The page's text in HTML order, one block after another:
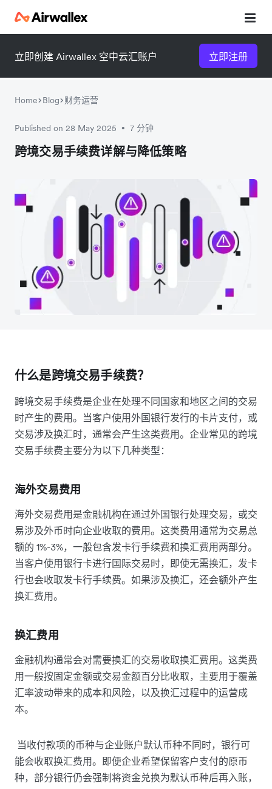
立即创建 Airwallex 空中云汇账户 立即注册
Home Blog 财务运营
Published on 28 May 2025 • 7 分钟
跨境交易手续费详解与降低策略
什么是跨境交易手续费？
跨境交易手续费是企业在处理不同国家和地区之间的交易
时产生的费用。当客户使用外国银行发行的卡片支付，或
交易涉及换汇时，通常会产生这类费用。企业常见的跨境
交易手续费主要分为以下几种类型：
海外交易费用
海外交易费用是金融机构在通过外国银行处理交易，或交
易涉及外币时向企业收取的费用。这类费用通常为交易总
额的 1%-3%，一般包含发卡行手续费和换汇费用两部分。
当客户使用银行卡进行国际交易时，即使无需换汇，发卡
行也会收取发卡行手续费。如果涉及换汇，还会额外产生
换汇费用。
换汇费用
金融机构通常会对需要换汇的交易收取换汇费用。这类费
用一般按固定金额或交易金额百分比收取，主要用于覆盖
汇率波动带来的成本和风险，以及换汇过程中的运营成
本。
当收付款项的币种与企业账户默认币种不同时，银行可
能会收取换汇费用。即便企业希望保留客户支付的原币
种，部分银行仍会强制将资金兑换为默认币种后再入账，
微信扫一扫，点击手机右上角
微信扫一扫，点击手机右上角